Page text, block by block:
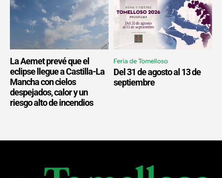
La Aemet prevé que el
eclipse llegue a Castilla-La
Mancha con cielos
despejados, calor y un
riesgo alto de incendios
Feria de Tomelloso
Del 31 de agosto al 13 de
septiembre